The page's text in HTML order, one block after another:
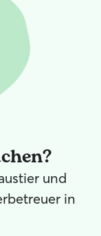
und
in